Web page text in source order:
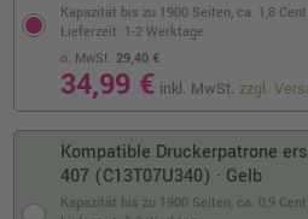
Kapazität bis zu 1900 Seiten, ca. 1,8
o. MwSt. 29,40 €
34,99 € inkl. MwSt.zzgl.
Lieferzeit: 1-2 Werktage
Kompatible Druckerpatrone
407 (C13T07U340) · Gelb
Kapazität bis zu 1900 Seiten, ca. 0,9